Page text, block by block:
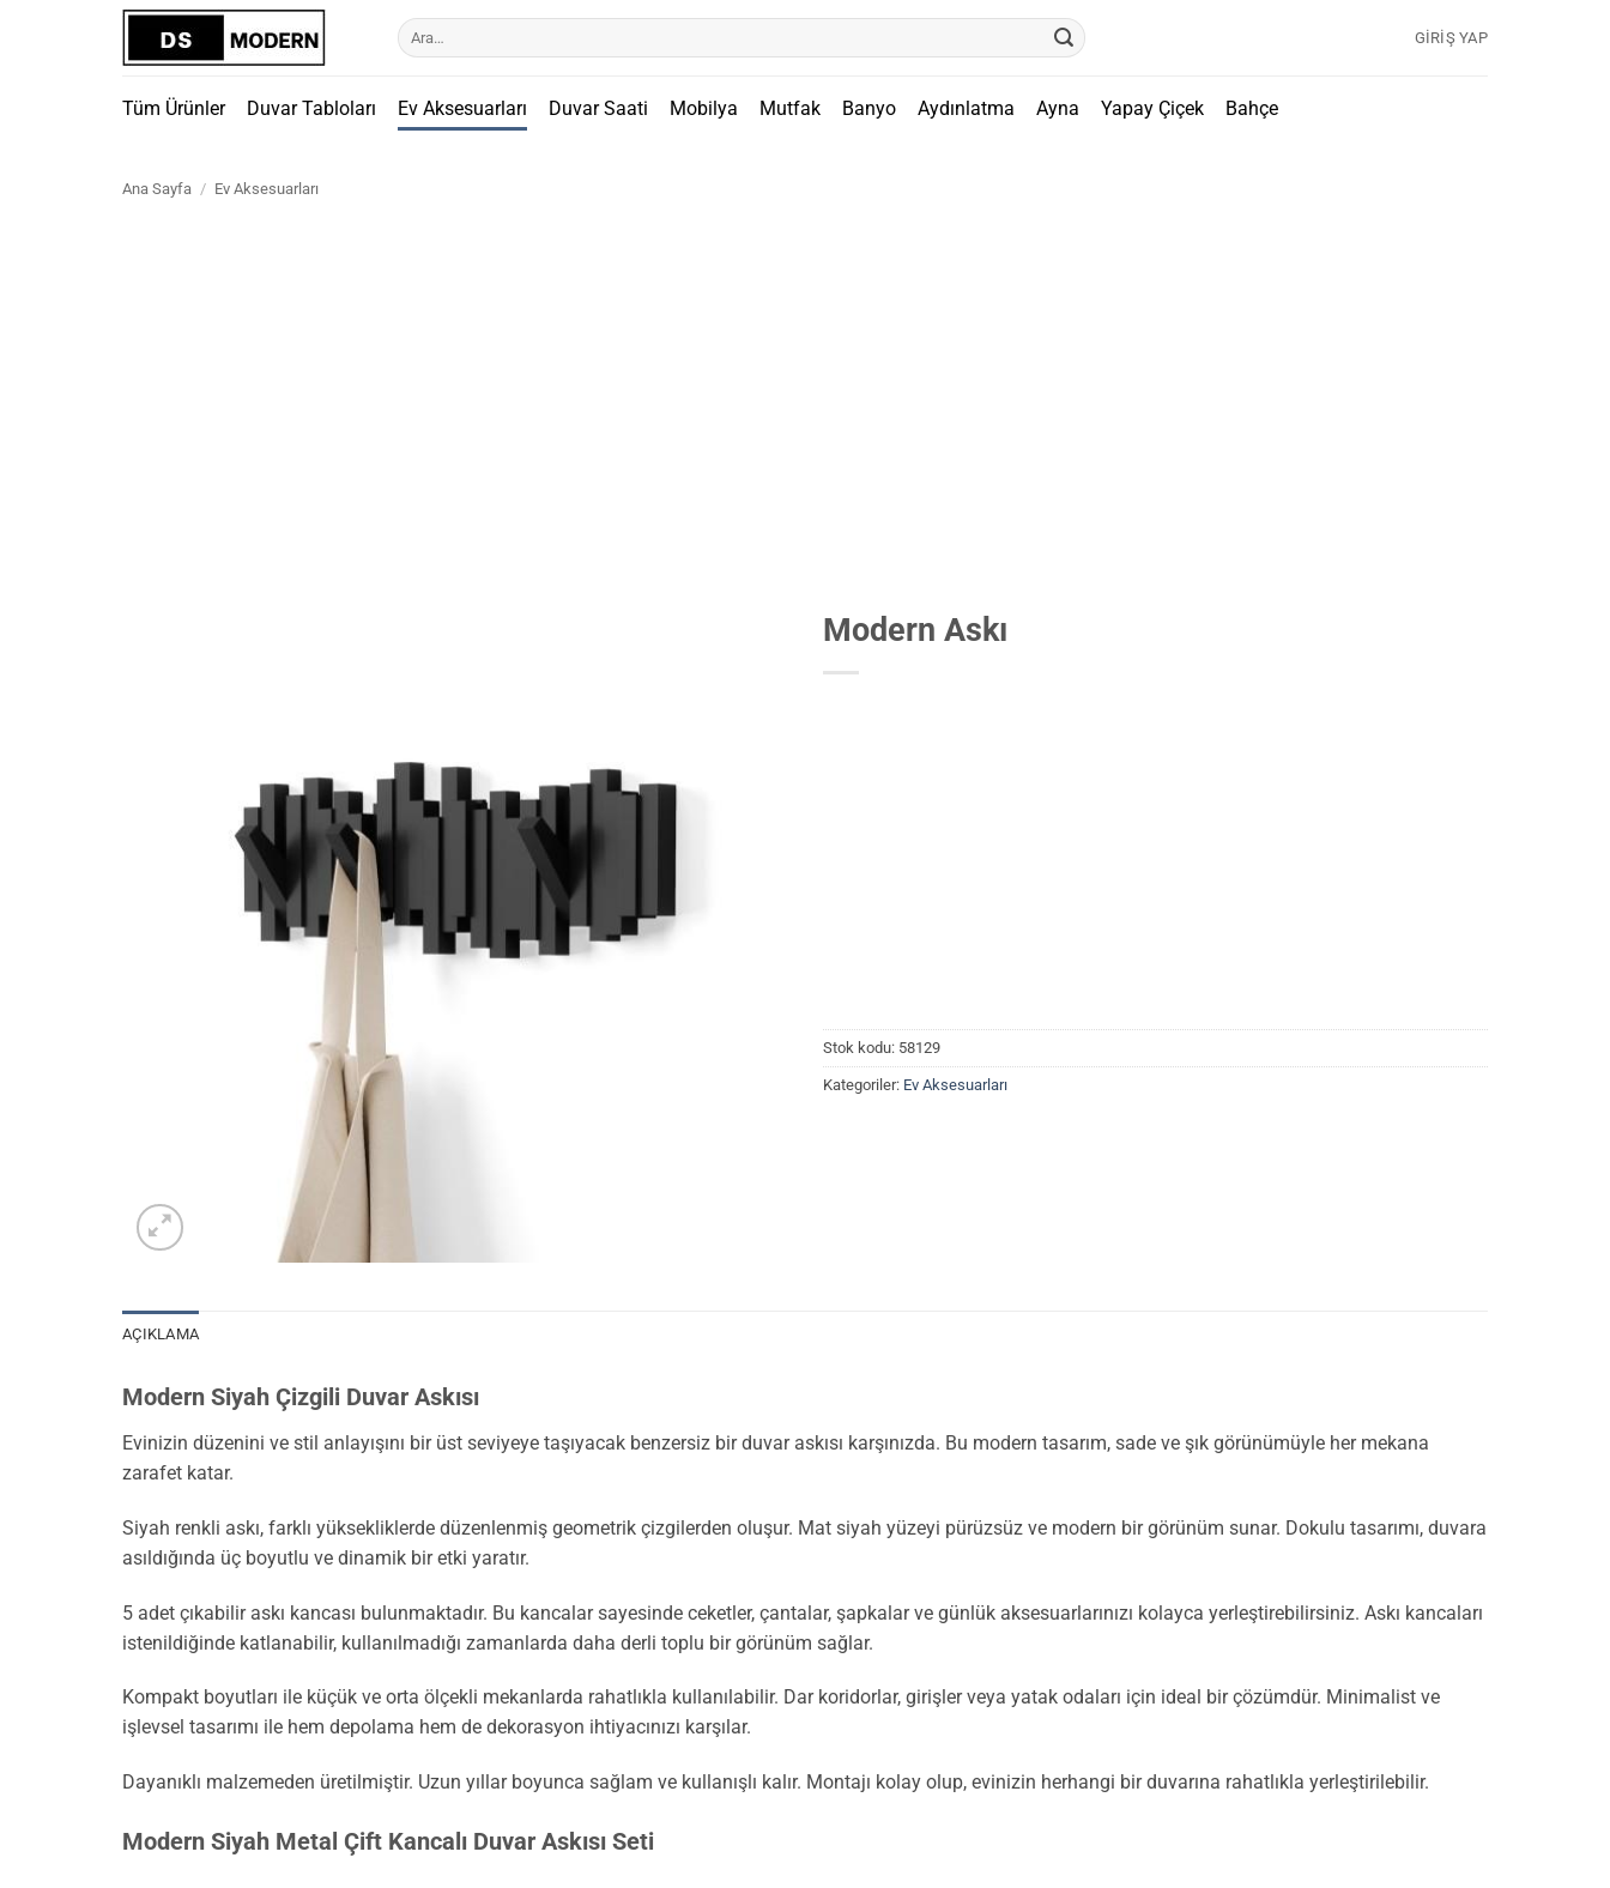
Ara:
GIRIŞ YAP
Tüm Ürünler Duvar Tabloları Ev Aksesuarları Duvar Saati Mobilya Mutfak Banyo Aydınlatma Ayna Yapay Çiçek Bahçe
Ana Sayfa / Ev Aksesuarları
Modern Askı
Stok kodu: 58129
Kategoriler: Ev Aksesuarları
AÇIKLAMA
Modern Siyah Çizgili Duvar Askısı
Evinizin düzenini ve stil anlayışını bir üst seviyeye taşıyacak benzersiz bir duvar askısı karşınızda. Bu modern tasarım, sade ve şık görünümüyle her mekana
zarafet katar.
Siyah renkli askı, farklı yüksekliklerde düzenlenmiş geometrik çizgilerden oluşur. Mat siyah yüzeyi pürüzsüz ve modern bir görünüm sunar. Dokulu tasarımı, duvara
asıldığında üç boyutlu ve dinamik bir etki yaratır.
5 adet çıkabilir askı kancası bulunmaktadır. Bu kancalar sayesinde ceketler, çantalar, şapkalar ve günlük aksesuarlarınızı kolayca yerleştirebilirsiniz. Askı kancaları
istenildiğinde katlanabilir, kullanılmadığı zamanlarda daha derli toplu bir görünüm sağlar.
Kompakt boyutları ile küçük ve orta ölçekli mekanlarda rahatlıkla kullanılabilir. Dar koridorlar, girişler veya yatak odaları için ideal bir çözümdür. Minimalist ve
işlevsel tasarımı ile hem depolama hem de dekorasyon ihtiyacınızı karşılar.
Dayanıklı malzemeden üretilmiştir. Uzun yıllar boyunca sağlam ve kullanışlı kalır. Montajı kolay olup, evinizin herhangi bir duvarına rahatlıkla yerleştirilebilir.
Modern Siyah Metal Çift Kancalı Duvar Askısı Seti